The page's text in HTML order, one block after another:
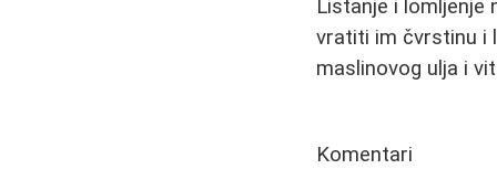
Listanje i
vratiti im čvrstinu i
maslinovog ulja i
Komentari